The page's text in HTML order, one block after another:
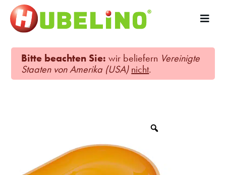
Bitte beachten Sie: wir beliefern Vereinigte
Staaten von Amerika (USA) nicht.